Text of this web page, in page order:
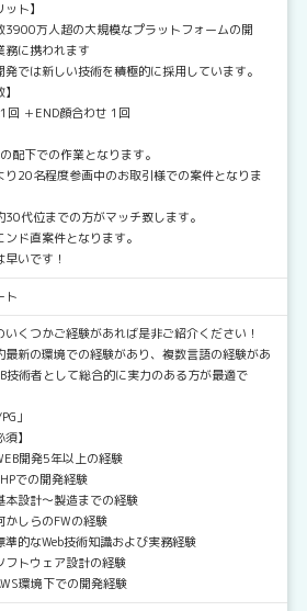
ット】
万人超の大規模なプラットフォームの開
務に携われます
では新しい技術を積極的に採用しています。
回 ＋END顔合わせ 1回
配下での作業となります。
20名程度参画中のお取引様での案件となりま
代位までの方がマッチ致します。
ド直案件となります。
いです！
ト
くつかご経験があれば是非ご紹介ください！
新の環境での経験があり、複数言語の経験があ
技術者として総合的に実力のある方が最適で
」
】
発5年以上の経験
の開発経験
計～製造までの経験
らのFWの経験
なWeb技術知識および実務経験
ウェア設計の経験
境下での開発経験